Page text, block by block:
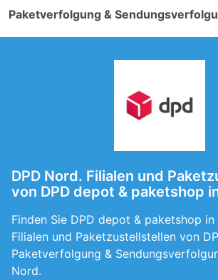
Paketverfolgung &
DPD Nord. Filialen und
von DPD depot & paketshop
Finden Sie DPD depot & paketshop
Filialen und Paketzustellstellen von
Paketverfolgung &
Nord.